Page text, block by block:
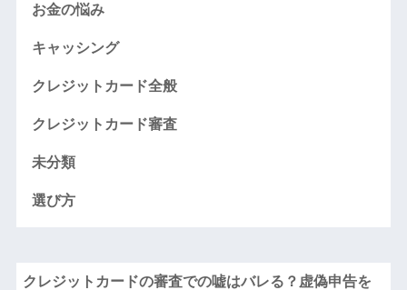
お金の悩み
キャッシング
クレジットカード全般
クレジットカード審査
未分類
選び方
クレジットカードの審査での嘘はバレる？虚偽申告を